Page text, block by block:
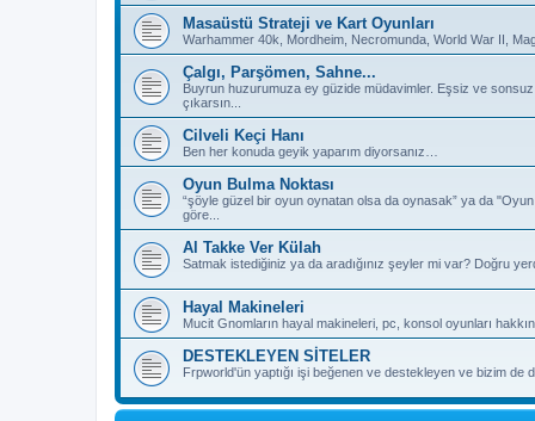
Masaüstü Strateji ve Kart Oyunları
Warhammer 40k, Mordheim, Necromunda, World War II,
Çalgı, Parşömen, Sahne...
Buyrun huzurumuza ey güzide müdavimler. Eşsiz ve sonsuz
çıkarsın...
Cilveli Keçi Hanı
Ben her konuda geyik yaparım diyorsanız…
Oyun Bulma Noktası
“şöyle güzel bir oyun oynatan olsa da oynasak” ya da
göre...
Al Takke Ver Külah
Satmak istediğiniz ya da aradığınız şeyler mi var? Doğru
Hayal Makineleri
Mucit Gnomların hayal makineleri, pc, konsol oyunları
DESTEKLEYEN SİTELER
Frpworld'ün yaptığı işi beğenen ve destekleyen ve bizim de